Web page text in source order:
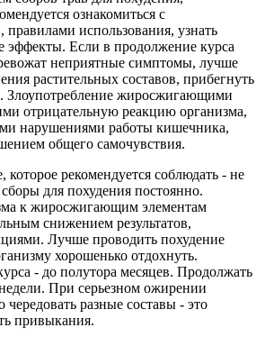
ознакомиться с
правилами использования, узнать
Если в продолжение курса
неприятные симптомы, лучше
растительных составов, прибегнуть
Злоупотребление жиросжигающими
отрицательную реакцию организма,
нарушениями работы кишечника,
общего самочувствия.
рекомендуется соблюдать - не
для похудения постоянно.
к жиросжигающим элементам
снижением результатов,
Лучше проводить похудение
хорошенько отдохнуть.
- до полутора месяцев. Продолжать
При серьезном ожирении
чередовать разные составы - это
привыкания.